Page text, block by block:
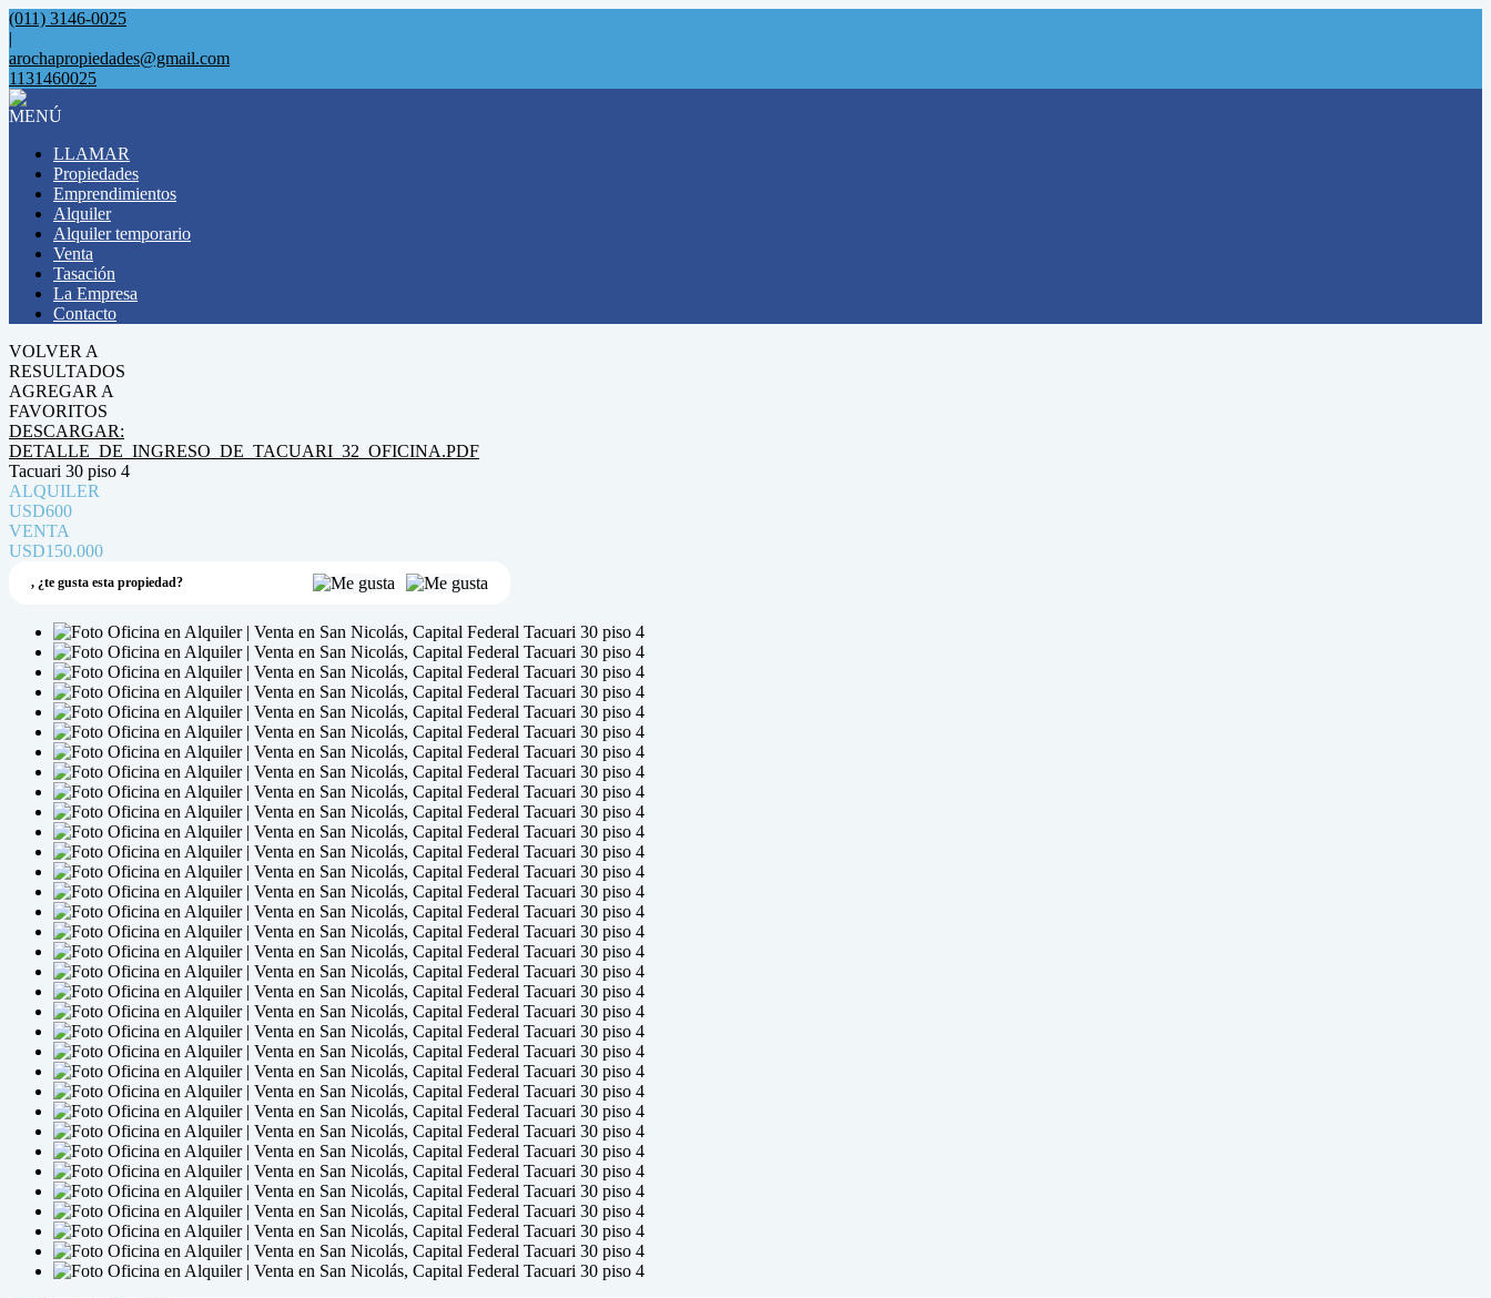
(011) 3146-0025
|
arochapropiedades@gmail.com
1131460025
MENÚ
LLAMAR
Propiedades
Emprendimientos
Alquiler
Alquiler temporario
Venta
Tasación
La Empresa
Contacto
VOLVER A
RESULTADOS
AGREGAR A
FAVORITOS
DESCARGAR:
DETALLE_DE_INGRESO_DE_TACUARI_32_OFICINA.PDF
Tacuari 30 piso 4
ALQUILER
USD600
VENTA
USD150.000
, ¿te gusta esta propiedad?